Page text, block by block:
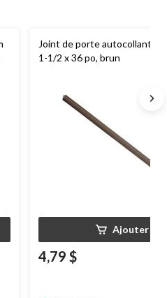
Joint de porte autocollant
1-1/2 x 36 po, brun
Ajouter
4,79 $